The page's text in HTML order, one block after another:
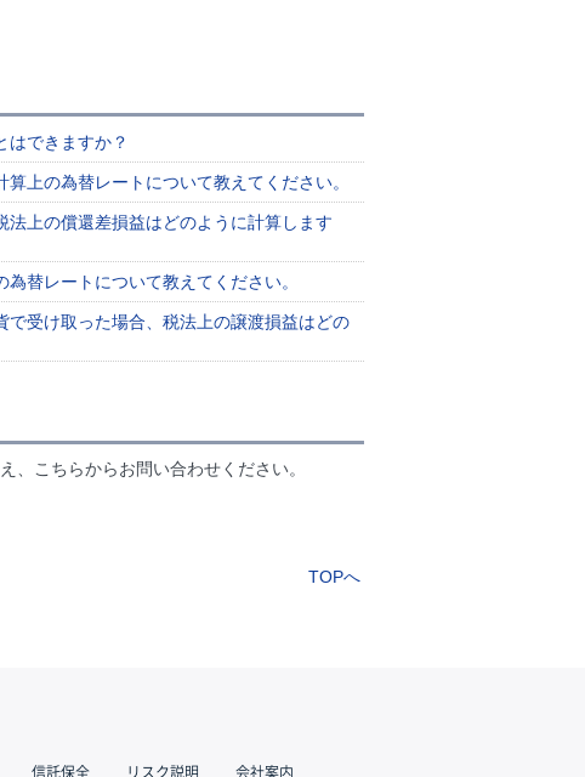
はできますか？
上の為替レートについて教えてください。
法上の償還差損益はどのように計算します
替レートについて教えてください。
で受け取った場合、税法上の譲渡損益はどの
、こちらからお問い合わせください。
TOPへ
信託保全 リスク説明 会社案内